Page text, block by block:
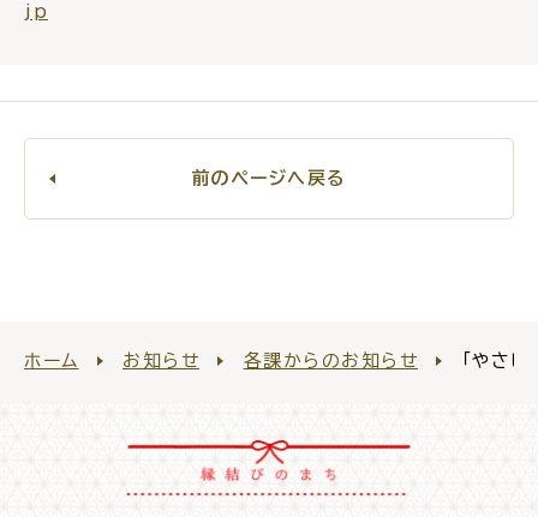
jp
前のページへ戻る
ホーム お知らせ 各課からのお知らせ 「やさ